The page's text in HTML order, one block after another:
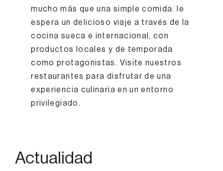
mucho más que una simple comida: le
espera un delicioso viaje a través de la
cocina sueca e internacional, con
productos locales y de temporada
como protagonistas. Visite nuestros
restaurantes para disfrutar de una
experiencia culinaria en un entorno
privilegiado.
Actualidad